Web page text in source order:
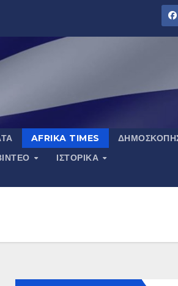
AFRIKA TIMES
ΙΣΤΟΡΙΚΆ